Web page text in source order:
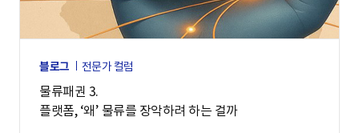
블로그 전문가 컬럼
물류패권 3.
플랫폼, ‘왜’ 물류를 장악하려 하는 걸까